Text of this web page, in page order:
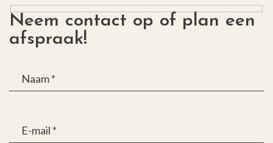
Neem contact op of plan een
afspraak!